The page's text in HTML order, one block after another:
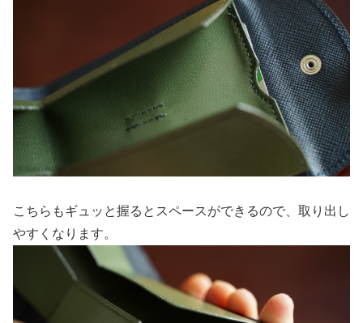
こちらもギュッと握るとスペースができるので、取り出し
やすくなります。